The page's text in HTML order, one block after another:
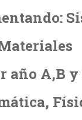
año A,B y